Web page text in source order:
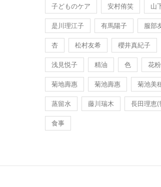
子どものケア 安村侑笑 山
是川理江子 有馬陽子 服部
杏 松村友希 櫻井真紀子
浅見悦子 精油 色 花
菊地壽惠 菊池壽惠 菊池美
蒸留水 藤川瑞木 長田理恵(
食事